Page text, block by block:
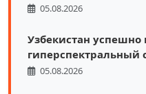
05.08.2026
Узбекистан успешно
гиперспектральный
05.08.2026